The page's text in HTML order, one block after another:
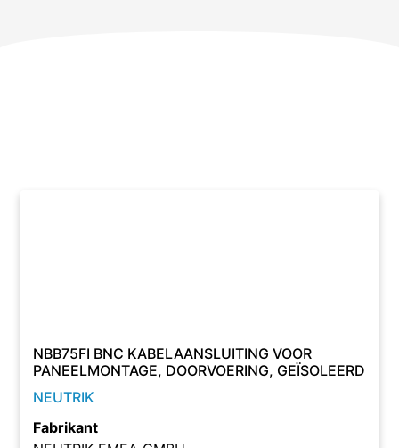
NBB75FI BNC KABELAANSLUITING VOOR
PANEELMONTAGE, DOORVOERING, GEÏSOLEERD
NEUTRIK
Fabrikant